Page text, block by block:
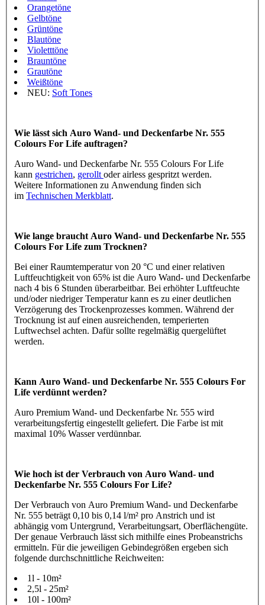
Orangetöne
Gelbtöne
Grüntöne
Blautöne
Violetttöne
Brauntöne
Grautöne
Weißtöne
NEU: Soft Tones
Wie lässt sich Auro Wand- und Deckenfarbe Nr. 555
Colours For Life auftragen?
Auro Wand- und Deckenfarbe Nr. 555 Colours For Life
kann gestrichen, gerollt oder airless gespritzt werden.
Weitere Informationen zu Anwendung finden sich
im Technischen Merkblatt.
Wie lange braucht Auro Wand- und Deckenfarbe Nr. 555
Colours For Life zum Trocknen?
Bei einer Raumtemperatur von 20 °C und einer relativen
Luftfeuchtigkeit von 65% ist die Auro Wand- und Deckenfarbe
nach 4 bis 6 Stunden überarbeitbar. Bei erhöhter Luftfeuchte
und/oder niedriger Temperatur kann es zu einer deutlichen
Verzögerung des Trockenprozesses kommen. Während der
Trocknung ist auf einen ausreichenden, temperierten
Luftwechsel achten. Dafür sollte regelmäßig quergelüftet
werden.
Kann Auro Wand- und Deckenfarbe Nr. 555 Colours For
Life verdünnt werden?
Auro Premium Wand- und Deckenfarbe Nr. 555 wird
verarbeitungsfertig eingestellt geliefert. Die Farbe ist mit
maximal 10% Wasser verdünnbar.
Wie hoch ist der Verbrauch von Auro Wand- und
Deckenfarbe Nr. 555 Colours For Life?
Der Verbrauch von Auro Premium Wand- und Deckenfarbe
Nr. 555 beträgt 0,10 bis 0,14 l/m² pro Anstrich und ist
abhängig vom Untergrund, Verarbeitungsart, Oberflächengüte.
Der genaue Verbrauch lässt sich mithilfe eines Probeanstrichs
ermitteln. Für die jeweiligen Gebindegrößen ergeben sich
folgende durchschnittliche Reichweiten:
1l - 10m²
2,5l - 25m²
10l - 100m²